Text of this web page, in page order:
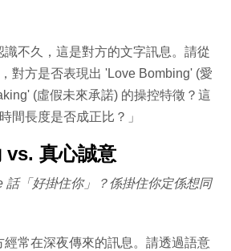
識不久，這是對方的文字訊息。請從
對方是否表現出 'Love Bombing' (愛
(虛假未來承諾) 的操控特徵？這
間長度是否成正比？」
vs. 真心誠意
話「好掛住你」？係掛住你定係想同
經常在深夜傳來的訊息。請透過語意